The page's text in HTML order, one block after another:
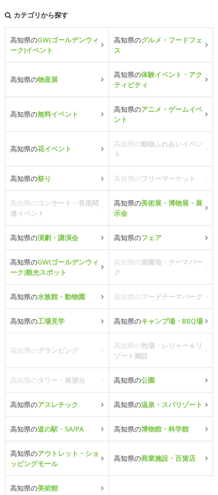
カテゴリから探す
高知県のGW(ゴールデンウィ
ーク)イベント
高知県のグルメ・フードフェ
ス
高知県の物産展
高知県の体験イベント・アク
ティビティ
高知県の無料イベント
高知県のアニメ・ゲームイベ
ント
高知県の花イベント
高知県の動物ふれあいイベン
ト
高知県の祭り 高知県のフリーマーケット
高知県のコンサート・音楽関
連イベント
高知県の美術展・博物展・展
示会
高知県の演劇・講演会 高知県のフェア
高知県のGW(ゴールデンウィ
ーク)観光スポット
高知県の遊園地・テーマパー
ク
高知県の水族館・動物園 高知県のフードテーマパーク
高知県の工場見学 高知県のキャンプ場・BBQ場
高知県のグランピング
高知県の牧場・レジャー＆リ
ゾート施設
高知県のタワー・展望台 高知県の公園
高知県のアスレチック 高知県の温泉・スパリゾート
高知県の道の駅・SA/PA 高知県の博物館・科学館
高知県のアウトレット・ショ
ッピングモール
高知県の商業施設・百貨店
高知県の美術館